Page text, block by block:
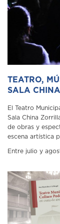
TEATRO,
SALA
El Teatro
Sala China
de obras y
escena artística
Entre julio y